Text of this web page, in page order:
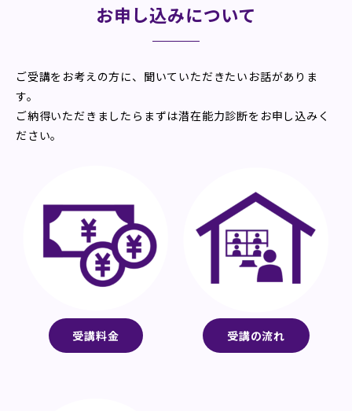
お申し込みについて
ご受講をお考えの方に、 聞いていただきたい お話がありま
す。
ご納得いただきましたらまずは潜在能力診断をお申し込みく
ださい。
受講料金 受講の流れ